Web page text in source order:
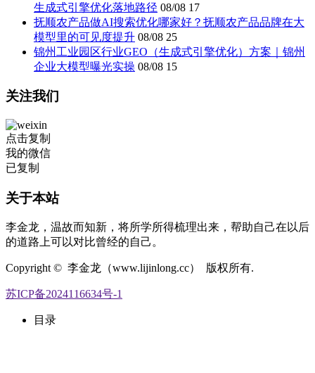
生成式引擎优化落地路径 08/08 17
抚顺农产品做AI搜索优化哪家好？抚顺农产品品牌在大
模型里的可见度提升 08/08 25
锦州工业园区行业GEO（生成式引擎优化）方案｜锦州
企业大模型曝光实操 08/08 15
关注我们
点击复制
我的微信
已复制
关于本站
李金龙，温故而知新，将所学所得梳理出来，帮助自己在以后
的道路上可以对比曾经的自己。
Copyright © 李金龙（www.lijinlong.cc） 版权所有.
苏ICP备2024116634号-1
目录